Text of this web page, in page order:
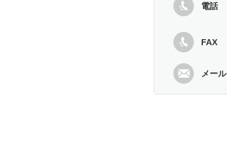
電話
FAX
メール